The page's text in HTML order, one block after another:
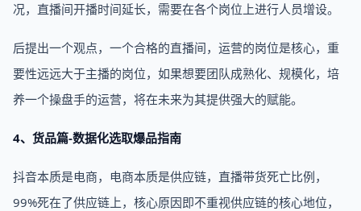
况，直播间开播时间延长，需要在各个岗位上进行人员增设。
后提出一个观点，一个合格的直播间，运营的岗位是核心，重
要性远远大于主播的岗位，如果想要团队成熟化、规模化，培
养一个操盘手的运营，将在未来为其提供强大的赋能。
4、货品篇-数据化选取爆品指南
抖音本质是电商，电商本质是供应链，直播带货死亡比例，
99%死在了供应链上，核心原因即不重视供应链的核心地位，